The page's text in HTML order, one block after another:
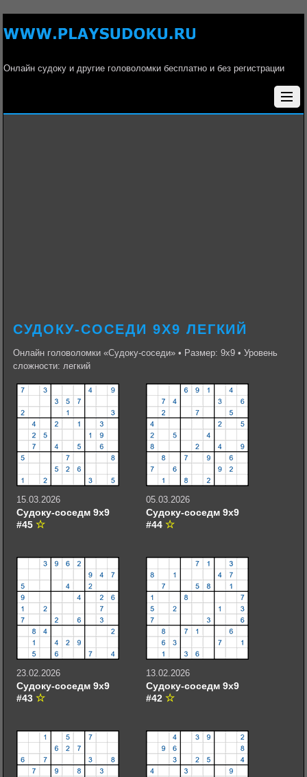
Онлайн судоку и другие головоломки бесплатно и без регистрации
СУДОКУ-СОСЕДИ 9Х9 ЛЕГКИЙ
Онлайн головоломки «Судоку-соседи» • Размер: 9х9 • Уровень
сложности: легкий
15.03.2026
Судоку-соседм 9х9
#45
05.03.2026
Судоку-соседм 9х9
#44
23.02.2026
Судоку-соседм 9х9
#43
13.02.2026
Судоку-соседм 9х9
#42